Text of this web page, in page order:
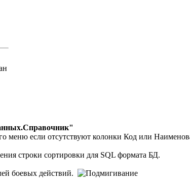
меню если отсутствуют колонки Код или
строки сортировки для SQL формата БД.
боевых действий.